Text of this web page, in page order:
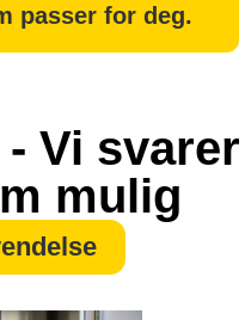
passer for deg.
Vi svarer
mulig